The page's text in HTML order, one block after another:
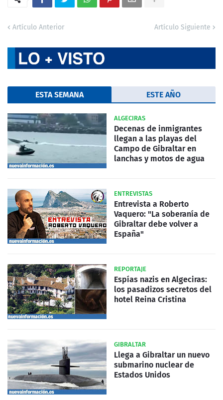
Artículo Anterior Artículo Siguiente
ESTA SEMANA ESTE AÑO
ALGECIRAS
Decenas de inmigrantes
llegan a las playas del
Campo de Gibraltar en
lanchas y motos de agua
ENTREVISTAS
Entrevista a Roberto
Vaquero: "La soberanía de
Gibraltar debe volver a
España"
REPORTAJE
Espías nazis en Algeciras:
los pasadizos secretos del
hotel Reina Cristina
GIBRALTAR
Llega a Gibraltar un nuevo
submarino nuclear de
Estados Unidos